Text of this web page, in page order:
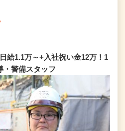
給1.1万～+入社祝い金12万！1
・警備スタッフ